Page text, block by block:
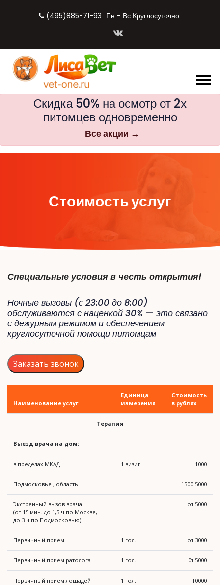
(495)885-71-93 Пн - Вс Круглосуточно
Скидка 50% на осмотр от 2х
питомцев одновременно
Все акции →
Стоимость услуг
Специальные условия в честь открытия!
Ночные вызовы (с 23:00 до 8:00)
обслуживаются с наценкой 30% — это связано
с дежурным режимом и обеспечением
круглосуточной помощи питомцам
Заказать звонок
Наименование услуг
Единица
измерения
Стоимость
в рублях
Терапия
Выезд врача на дом:
в пределах МКАД 1 визит 1000
Подмосковье , область 1500-5000
Экстренный вызов врача
(от 15 мин. до 1,5 ч по Москве,
до 3 ч по Подмосковью)
от 5000
Первичный прием 1 гол. от 3000
Первичный прием ратолога 1 гол. 0т 5000
Первичный прием лошадей 1 гол. 10000